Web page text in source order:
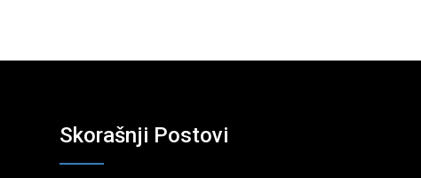
Skorašnji Postovi